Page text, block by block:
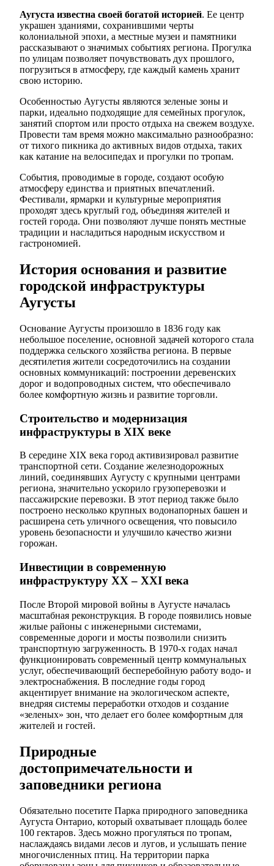
Аугуста известна своей богатой историей. Ее центр
украшен зданиями, сохранившими черты
колониальной эпохи, а местные музеи и памятники
рассказывают о значимых событиях региона. Прогулка
по улицам позволяет почувствовать дух прошлого,
погрузиться в атмосферу, где каждый камень хранит
свою историю.
Особенностью Аугусты являются зеленые зоны и
парки, идеально подходящие для семейных прогулок,
занятий спортом или просто отдыха на свежем воздухе.
Провести там время можно максимально разнообразно:
от тихого пикника до активных видов отдыха, таких
как катание на велосипедах и прогулки по тропам.
События, проводимые в городе, создают особую
атмосферу единства и приятных впечатлений.
Фестивали, ярмарки и культурные мероприятия
проходят здесь круглый год, объединяя жителей и
гостей города. Они позволяют лучше понять местные
традиции и насладиться народным искусством и
гастрономией.
История основания и развитие
городской инфраструктуры
Аугусты
Основание Аугусты произошло в 1836 году как
небольшое поселение, основной задачей которого стала
поддержка сельского хозяйства региона. В первые
десятилетия жители сосредоточились на создании
основных коммуникаций: построении деревенских
дорог и водопроводных систем, что обеспечивало
более комфортную жизнь и развитие торговли.
Строительство и модернизация
инфраструктуры в XIX веке
В середине XIX века город активизировал развитие
транспортной сети. Создание железнодорожных
линий, соединявших Аугусту с крупными центрами
региона, значительно ускорило грузоперевозки и
пассажирские перевозки. В этот период также было
построено несколько крупных водонапорных башен и
расширена сеть уличного освещения, что повысило
уровень безопасности и улучшило качество жизни
горожан.
Инвестиции в современную
инфраструктуру XX – XXI века
После Второй мировой войны в Аугусте началась
масштабная реконструкция. В городе появились новые
жилые районы с инженерными системами,
современные дороги и мосты позволили снизить
транспортную загруженность. В 1970-х годах начал
функционировать современный центр коммунальных
услуг, обеспечивающий бесперебойную работу водо- и
электроснабжения. В последние годы город
акцентирует внимание на экологическом аспекте,
внедряя системы переработки отходов и создание
«зеленых» зон, что делает его более комфортным для
жителей и гостей.
Природные
достопримечательности и
заповедники региона
Обязательно посетите Парка природного заповедника
Аугуста Онтарио, который охватывает площадь более
100 гектаров. Здесь можно прогуляться по тропам,
наслаждаясь видами лесов и лугов, и услышать пение
многочисленных птиц. На территории парка